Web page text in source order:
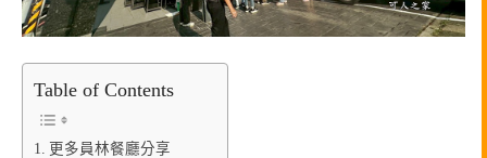
Table of Contents
更多員林餐廳分享